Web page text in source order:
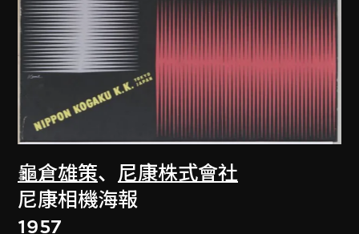
龜倉雄策、 尼康株式會社
尼康相機海報
1957